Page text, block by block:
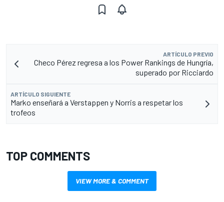
ARTÍCULO PREVIO
Checo Pérez regresa a los Power Rankings de Hungría,
superado por Ricciardo
ARTÍCULO SIGUIENTE
Marko enseñará a Verstappen y Norris a respetar los
trofeos
TOP COMMENTS
VIEW MORE & COMMENT